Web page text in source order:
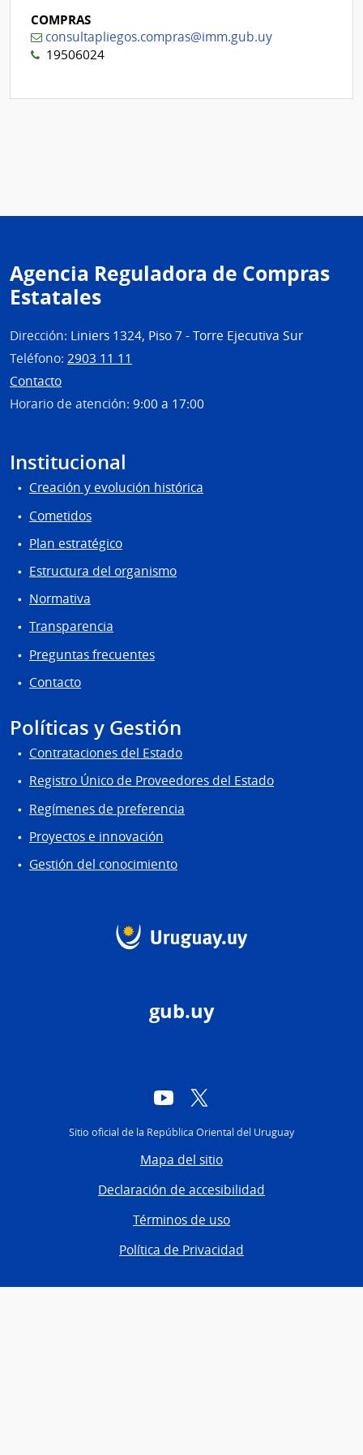
COMPRAS
consultapliegos.compras@imm.gub.uy
19506024
Agencia Reguladora de Compras
Estatales
Dirección: Liniers 1324, Piso 7 - Torre Ejecutiva Sur
Teléfono: 2903 11 11
Contacto
Horario de atención: 9:00 a 17:00
Institucional
Creación y evolución histórica
Cometidos
Plan estratégico
Estructura del organismo
Normativa
Transparencia
Preguntas frecuentes
Contacto
Políticas y Gestión
Contrataciones del Estado
Registro Único de Proveedores del Estado
Regímenes de preferencia
Proyectos e innovación
Gestión del conocimiento
gub.uy
YouTube
Sitio oficial de la República Oriental del Uruguay
Mapa del sitio
Declaración de accesibilidad
Términos de uso
Política de Privacidad